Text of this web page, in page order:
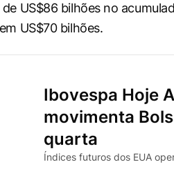
US$86 bilhões no
US$70 bilhões.
Ibovespa Hoje
movimenta
quarta
Índices futuros dos EUA